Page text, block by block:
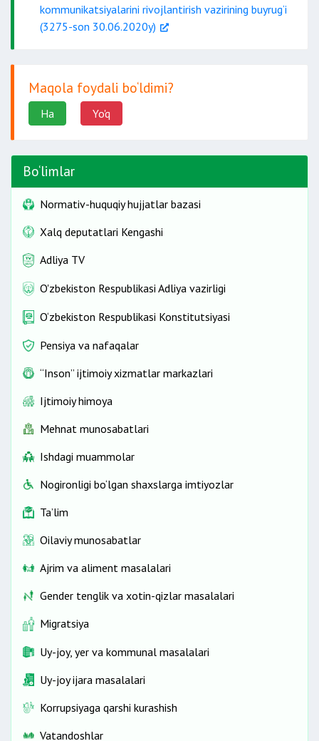
kommunikatsiyalarini rivojlantirish vazirining buyrug‘i
(3275-son 30.06.2020y)
Maqola foydali bo‘ldimi?
Ha Yo'q
Bo‘limlar
Normativ-huquqiy hujjatlar bazasi
Xalq deputatlari Kengashi
Adliya TV
O'zbekiston Respublikasi Adliya vazirligi
O‘zbekiston Respublikasi Konstitutsiyasi
Pensiya va nafaqalar
“Inson” ijtimoiy xizmatlar markazlari
Ijtimoiy himoya
Mehnat munosabatlari
Ishdagi muammolar
Nogironligi bo‘lgan shaxslarga imtiyozlar
Ta’lim
Oilaviy munosabatlar
Ajrim va aliment masalalari
Gender tenglik va xotin-qizlar masalalari
Migratsiya
Uy-joy, yer va kommunal masalalari
Uy-joy ijara masalalari
Korrupsiyaga qarshi kurashish
Vatandoshlar